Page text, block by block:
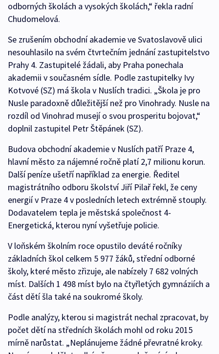
odborných školách a vysokých školách,“ řekla radní
Chudomelová.
Se zrušením obchodní akademie ve Svatoslavově ulici
nesouhlasilo na svém čtvrtečním jednání zastupitelstvo
Prahy 4. Zastupitelé žádali, aby Praha ponechala
akademii v současném sídle. Podle zastupitelky Ivy
Kotvové (SZ) má škola v Nuslích tradici. „Škola je pro
Nusle paradoxně důležitější než pro Vinohrady. Nusle na
rozdíl od Vinohrad musejí o svou prosperitu bojovat,“
doplnil zastupitel Petr Štěpánek (SZ).
Budova obchodní akademie v Nuslích patří Praze 4,
hlavní město za nájemné ročně platí 2,7 milionu korun.
Další peníze ušetří například za energie. Ředitel
magistrátního odboru školství Jiří Pilař řekl, že ceny
energií v Praze 4 v posledních letech extrémně stouply.
Dodavatelem tepla je městská společnost 4-
Energetická, kterou nyní vyšetřuje policie.
V loňském školním roce opustilo deváté ročníky
základních škol celkem 5 977 žáků, střední odborné
školy, které město zřizuje, ale nabízely 7 682 volných
míst. Dalších 1 498 míst bylo na čtyřletých gymnáziích a
část dětí šla také na soukromé školy.
Podle analýzy, kterou si magistrát nechal zpracovat, by
počet dětí na středních školách mohl od roku 2015
mírně narůstat. „Neplánujeme žádné převratné kroky.